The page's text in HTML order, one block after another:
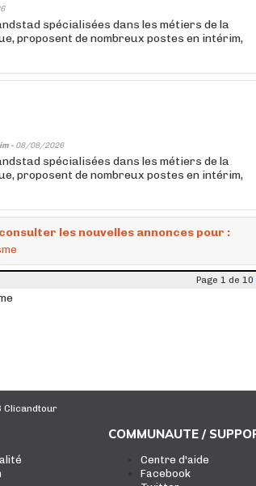
spécialisées dans les métiers de la
proposent de nombreux postes en intérim,
- 08/08/2026
spécialisées dans les métiers de la
proposent de nombreux postes en intérim,
les nouvelles annonces pour :
Page 1 de 10
Clicandtour
COMMUNAUTE /
Centre d'aide
Facebook